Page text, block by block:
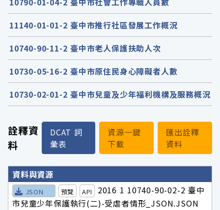
詮釋資
料
DCAT 詞
彙表
資源一鍵
下載
匯出詮釋
資料
詮釋資料詳細內容
資料與資源
JSON 預覽 API
2016 1 10740-90-02-2 臺中
市兒童少年保護執行(二)-受虐者情形_JSON.JSON
11140-01-01-2 臺中市推行社區發展工作概況
10740-90-11-2 臺中市老人保護扶助人次
10730-05-16-2 臺中市原住民身心障礙者人數
10730-02-01-2 臺中市兒童及少年福利機構及服務概況